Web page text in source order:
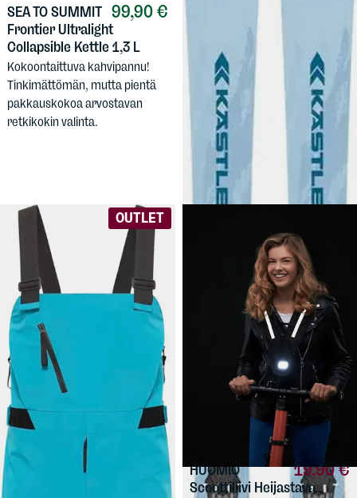
99,90 €
SEA TO SUMMIT
Frontier Ultralight
Collapsible Kettle 1,3 L
Kokoontaittuva kahvipannu!
Tinkimättömän, mutta pientä
pakkauskokoa arvostavan
retkikokin valinta.
499,90 €
KÄSTLE
94 24/25
Naisten vapaalaskusukset,
huippuluokan Kästle-laatua.
OUTLET
349,90 €
JACK
19,90 €
HUOMIO
Scoottiliivi Heijastava